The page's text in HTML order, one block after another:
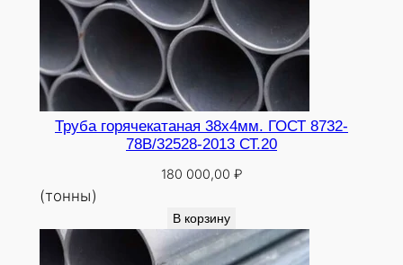
Труба горячекатаная 38х4мм. ГОСТ 8732-
78В/32528-2013 СТ.20
180 000,00 ₽
(тонны)
В корзину